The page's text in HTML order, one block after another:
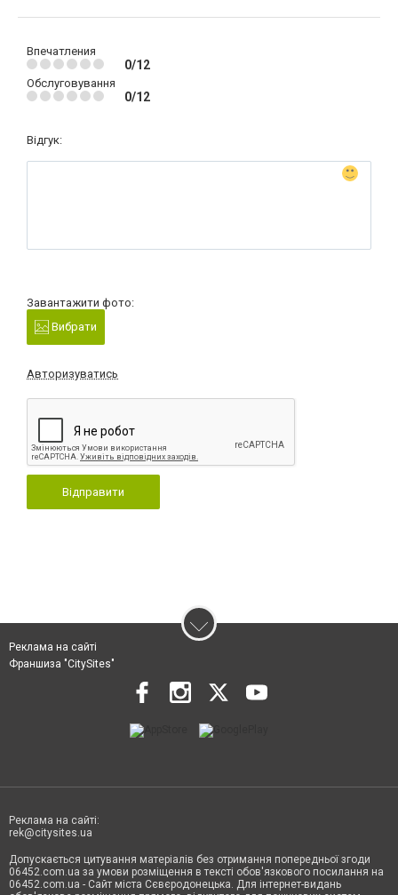
Впечатления
0/12
Обслуговування
0/12
Відгук:
Завантажити фото:
Вибрати
Авторизуватись
Відправити
Реклама на сайті
Франшиза "CitySites"
Реклама на сайті:
rek@citysites.ua
Допускається цитування матеріалів без отримання попередньої згоди
06452.com.ua за умови розміщення в тексті обов'язкового посилання на
06452.com.ua - Сайт міста Сєвєродонецька. Для інтернет-видань